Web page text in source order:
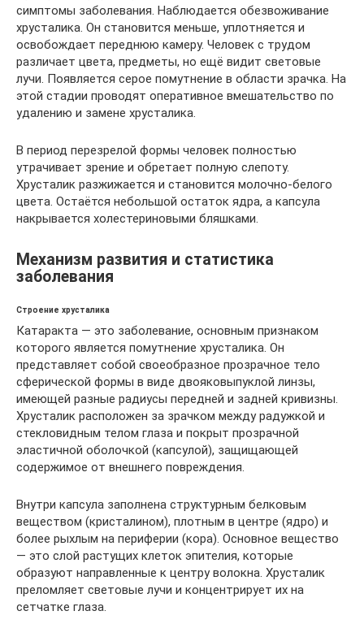
симптомы заболевания. Наблюдается обезвоживание
хрусталика. Он становится меньше, уплотняется и
освобождает переднюю камеру. Человек с трудом
различает цвета, предметы, но ещё видит световые
лучи. Появляется серое помутнение в области зрачка. На
этой стадии проводят оперативное вмешательство по
удалению и замене хрусталика.
В период перезрелой формы человек полностью
утрачивает зрение и обретает полную слепоту.
Хрусталик разжижается и становится молочно-белого
цвета. Остаётся небольшой остаток ядра, а капсула
накрывается холестериновыми бляшками.
Механизм развития и статистика
заболевания
Строение хрусталика
Катаракта — это заболевание, основным признаком
которого является помутнение хрусталика. Он
представляет собой своеобразное прозрачное тело
сферической формы в виде двояковыпуклой линзы,
имеющей разные радиусы передней и задней кривизны.
Хрусталик расположен за зрачком между радужкой и
стекловидным телом глаза и покрыт прозрачной
эластичной оболочкой (капсулой), защищающей
содержимое от внешнего повреждения.
Внутри капсула заполнена структурным белковым
веществом (кристалином), плотным в центре (ядро) и
более рыхлым на периферии (кора). Основное вещество
— это слой растущих клеток эпителия, которые
образуют направленные к центру волокна. Хрусталик
преломляет световые лучи и концентрирует их на
сетчатке глаза.